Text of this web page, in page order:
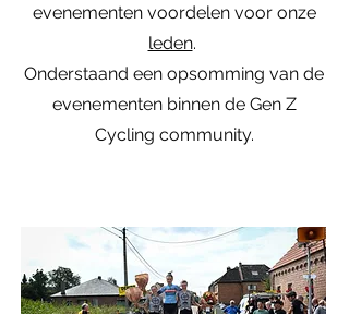
evenementen voordelen voor onze
leden.
Onderstaand een opsomming van de
evenementen binnen de Gen Z
Cycling community.